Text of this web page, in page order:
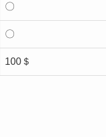
〇
〇
100＄